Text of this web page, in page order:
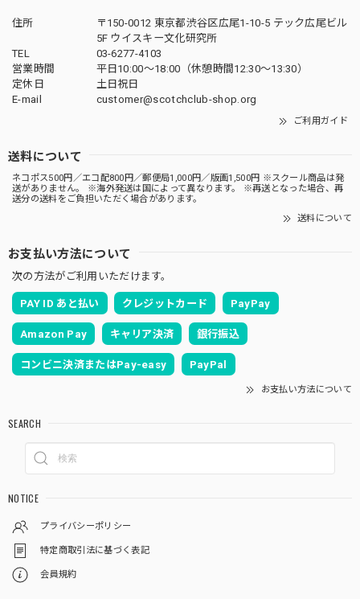
住所
〒150-0012 東京都渋谷区広尾1-10-5 テック広尾ビル
5F ウイスキー文化研究所
TEL
03-6277-4103
営業時間
平日10:00～18:00（休憩時間12:30～13:30）
定休日
土日祝日
E-mail
customer@scotchclub-shop.org
ご利用ガイド
送料について
ネコポス500円／エコ配800円／郵便局1,000円／版画1,500円 ※スクール商品は発
送がありません。 ※海外発送は国によって異なります。 ※再送となった場合、再
送分の送料をご負担いただく場合があります。
送料について
お支払い方法について
次の方法がご利用いただけます。
PAY ID あと払い クレジットカード PayPay
Amazon Pay キャリア決済 銀行振込
コンビニ決済またはPay-easy PayPal
お支払い方法について
SEARCH
NOTICE
プライバシーポリシー
特定商取引法に基づく表記
会員規約